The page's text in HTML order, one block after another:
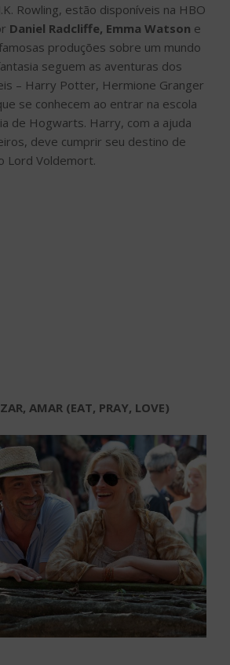
Rowling, estão disponíveis na HBO
Daniel Radcliffe, Emma Watson e
produções sobre um mundo
seguem as aventuras dos
– Harry Potter, Hermione Granger
se conhecem ao entrar na escola
de Hogwarts. Harry, com a ajuda
deve cumprir seu destino de
Lord Voldemort.
AMAR (EAT, PRAY, LOVE)